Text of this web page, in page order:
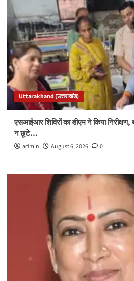
Uttarakhand (उत्तराखंड)
एसआईआर शिविरों का डीएम ने किया
न छूटे…
admin August 6, 2026 0